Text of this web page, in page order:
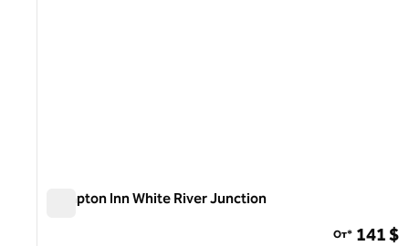
Hampton Inn White River Junction
От* 141 $